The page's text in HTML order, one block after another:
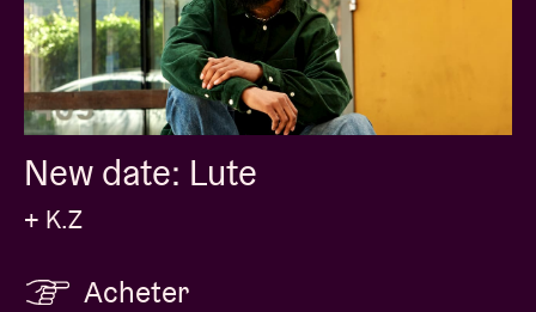
New date: Lute
+ K.Z
Acheter